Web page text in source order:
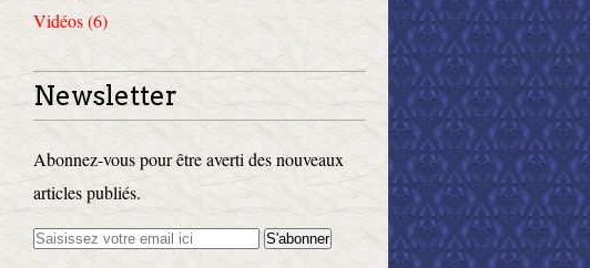
Vidéos (6)
Newsletter
Abonnez-vous pour être averti des nouveaux
articles publiés.